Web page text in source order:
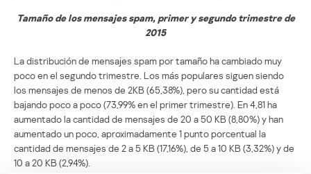
Tamaño de los mensajes spam, primer y segundo trimestre de
2015
La distribución de mensajes spam por tamaño ha cambiado muy
poco en el segundo trimestre. Los más populares siguen siendo
los mensajes de menos de 2KB (65,38%), pero su cantidad está
bajando poco a poco (73,99% en el primer trimestre). En 4,81 ha
aumentado la cantidad de mensajes de 20 a 50 KB (8,80%) y han
aumentado un poco, aproximadamente 1 punto porcentual la
cantidad de mensajes de 2 a 5 KB (17,16%), de 5 a 10 KB (3,32%) y de
10 a 20 KB (2,94%).